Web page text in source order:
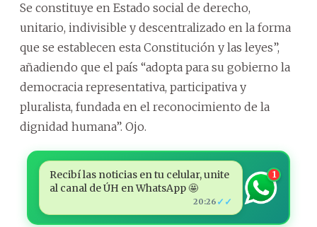
Se constituye en Estado social de derecho,
unitario, indivisible y descentralizado en la forma
que se establecen esta Constitución y las leyes”,
añadiendo que el país “adopta para su gobierno la
democracia representativa, participativa y
pluralista, fundada en el reconocimiento de la
dignidad humana”. Ojo.
Recibí las noticias en tu celular, unite
al canal de ÚH en WhatsApp 🤩
20:26 ✓✓
1